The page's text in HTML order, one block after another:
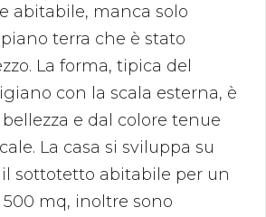
abitabile, manca solo
terra che è stato
La forma, tipica del
con la scala esterna, è
e dal colore tenue
La casa si sviluppa su
sottotetto abitabile per un
mq, inoltre sono